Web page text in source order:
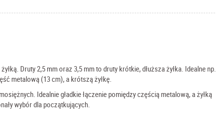
Druty 2,5 mm oraz 3,5 mm to druty krótkie, dłuższa żyłka. Idealne np.
metalową (13 cm), a krótszą żyłkę.
Idealnie gładkie łączenie pomiędzy częścią metalową, a żyłką
wybór dla początkujących.